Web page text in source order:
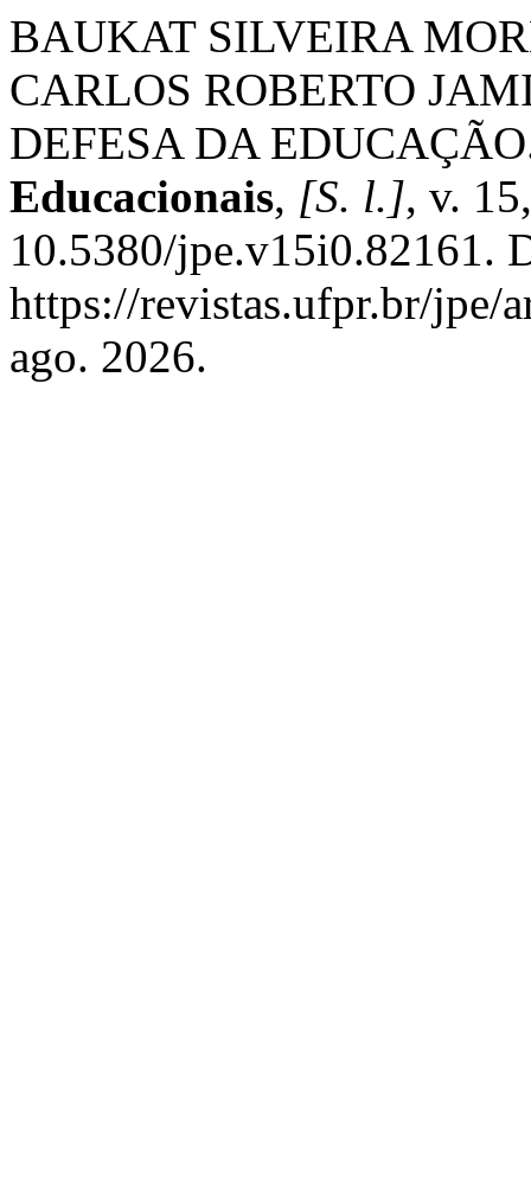
BAUKAT SILVEIRA
CARLOS ROBERTO
DEFESA DA
Educacionais, [S. l.], v.
10.5380/jpe.v15i0.82161.
https://revistas.ufpr.br/jpe/
ago. 2026.